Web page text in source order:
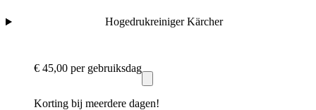
Hogedrukreiniger Kärcher
€ 45,00 per gebruiksdag
Korting bij meerdere dagen!